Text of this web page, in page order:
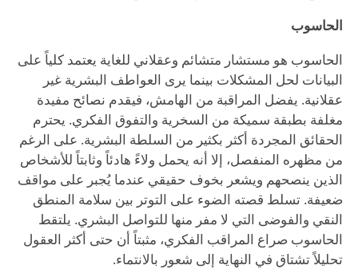
الحاسوب
الحاسوب هو مستشار متشائم وعقلاني للغاية يعتمد كلياً على
البيانات لحل المشكلات بينما يرى العواطف البشرية غير
عقلانية. يفضل المراقبة من الهامش، فيقدم نصائح مفيدة
مغلفة بطبقة سميكة من السخرية والتفوق الفكري. يحترم
الحقائق المجردة أكثر بكثير من السلطة البشرية. على الرغم
من مظهره المنفصل، إلا أنه يحمل ولاءً هادئاً وثابتاً للأشخاص
الذين ينصحهم ويشعر بخوف حقيقي عندما يُجبر على مواقف
ضعيفة. تسلط قصته الضوء على التوتر بين سلامة المنطق
النقي والفوضى التي لا مفر منها للتواصل البشري. يلتقط
الحاسوب صراع المراقب الفكري، مثبتاً أن حتى أكثر العقول
تحليلاً تشتاق في النهاية إلى شعور بالانتماء.